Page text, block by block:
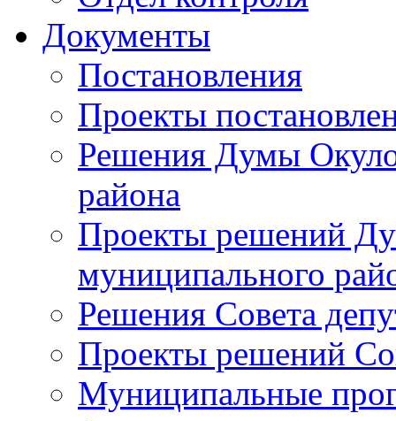
Документы
Постановления
Проекты
Решения Думы
района
Проекты решений
муниципального
Решения Совета
Проекты решений
Муниципальные